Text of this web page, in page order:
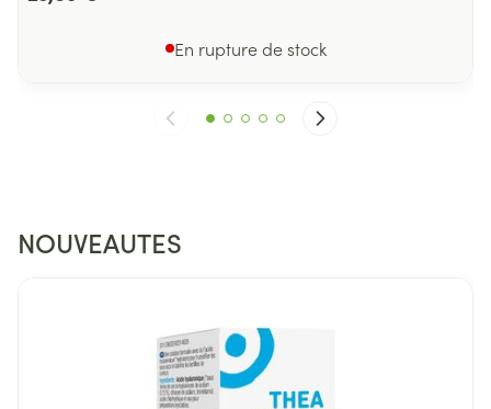
En rupture de stock
NOUVEAUTES